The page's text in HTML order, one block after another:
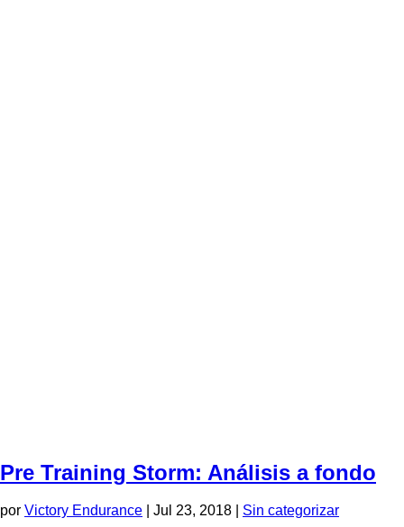
Pre Training Storm: Análisis a fondo
por Victory Endurance Jul 23, 2018
Sin categorizar